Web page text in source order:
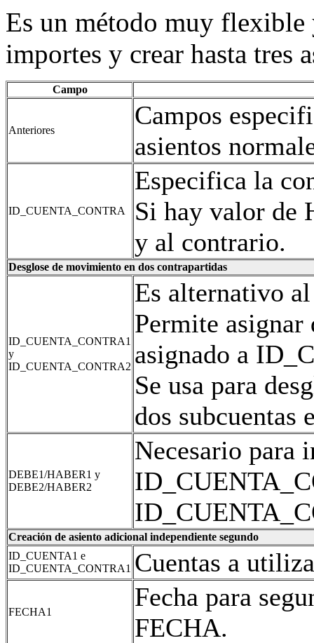
Es un método muy flexible
importes y crear hasta tres
Campo
Anteriores
Campos
asientos
ID_CUENTA_CONTRA
Especifica la
Si hay valor de
y al contrario.
Desglose de movimiento en dos contrapartidas
ID_CUENTA_CONTRA1
y
ID_CUENTA_CONTRA2
Es alternativo
Permite
asignado a
Se usa para
dos subcuentas
DEBE1/HABER1 y
DEBE2/HABER2
Necesario para
Creación de asiento adicional independiente segundo
ID_CUENTA1 e
ID_CUENTA_CONTRA1 Cuentas a
FECHA1
Fecha para
FECHA.